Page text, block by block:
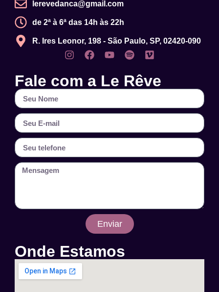
lerevedanca@gmail.com
de 2ª à 6ª das 14h às 22h
R. Ires Leonor, 198 - São Paulo, SP, 02420-090
Fale com a Le Rêve
Enviar
Onde Estamos